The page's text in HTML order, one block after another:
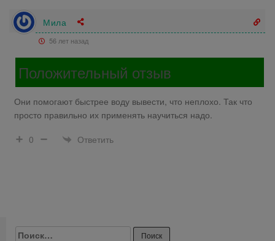
Мила
56 лет назад
Положительный отзыв
Они помогают быстрее воду вывести, что неплохо. Так что
просто правильно их применять научиться надо.
0
Ответить
Найти: